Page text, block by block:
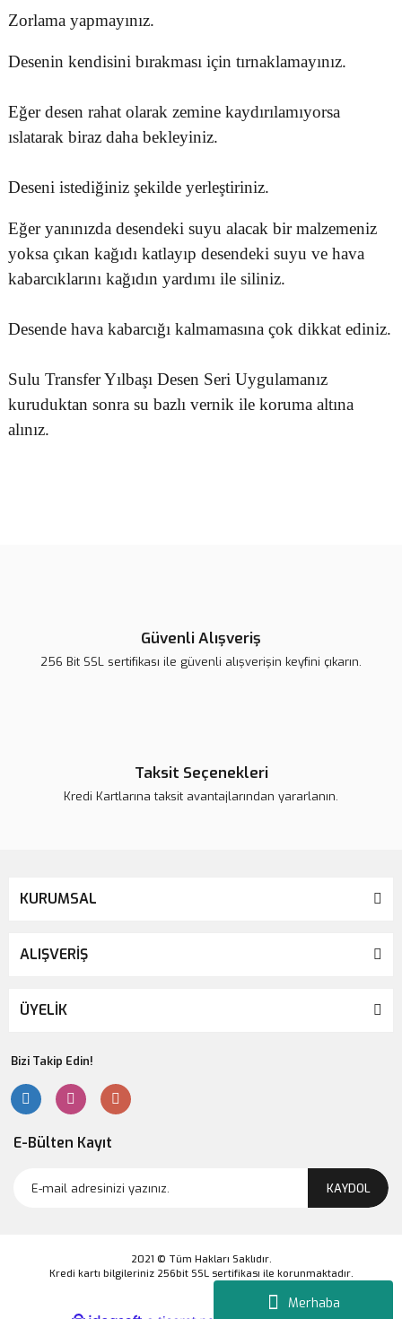
Merhaba
Zorlama yapmayınız.
Desenin kendisini bırakması için tırnaklamayınız.
Eğer desen rahat olarak zemine kaydırılamıyorsa
ıslatarak biraz daha bekleyiniz.
Deseni istediğiniz şekilde yerleştiriniz.
Eğer yanınızda desendeki suyu alacak bir malzemeniz
yoksa çıkan kağıdı katlayıp desendeki suyu ve hava
kabarcıklarını kağıdın yardımı ile siliniz.
Desende hava kabarcığı kalmamasına çok dikkat ediniz.
Sulu Transfer Yılbaşı Desen Seri Uygulamanız
kuruduktan sonra su bazlı vernik ile koruma altına
alınız.
Güvenli Alışveriş
256 Bit SSL sertifikası ile güvenli alışverişin keyfini çıkarın.
Taksit Seçenekleri
Kredi Kartlarına taksit avantajlarından yararlanın.
KURUMSAL
ALIŞVERİŞ
ÜYELİK
Bizi Takip Edin!
E-Bülten Kayıt
KAYDOL
2021 © Tüm Hakları Saklıdır.
Kredi kartı bilgileriniz 256bit SSL sertifikası ile korunmaktadır.